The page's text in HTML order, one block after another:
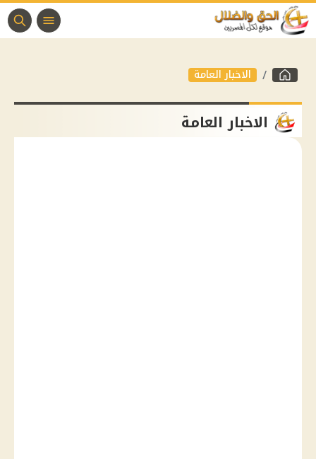
الاخبار العامة
الاخبار العامة